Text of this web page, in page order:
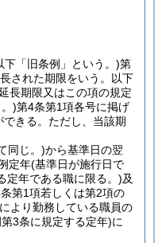
下「旧条例」という。)第
された期限をいう。以下
長期限又はこの項の規定
)第4条第1項各号に掲げ
きる。 ただし、当該期
同じ。)から基準日の翌
定年(基準日が施行日で
定年である職に限る。)及
第1項若しくは第2項の
より勤務している職員の
3条に規定する定年)に